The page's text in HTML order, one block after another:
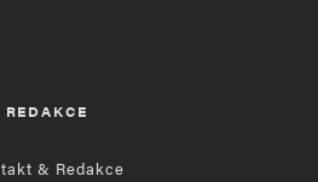
REDAKCE
& Redakce